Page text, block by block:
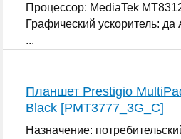
Процессор: MediaTek
Графический ускоритель:
...
Планшет Prestigio
Black [PMT3777_3G_C]
Назначение: